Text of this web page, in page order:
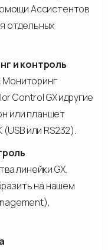
Ассистентов
отдельных
и контроль
Мониторинг
Control GX идругие
или планшет
или RS232).
линейки GX.
на нашем